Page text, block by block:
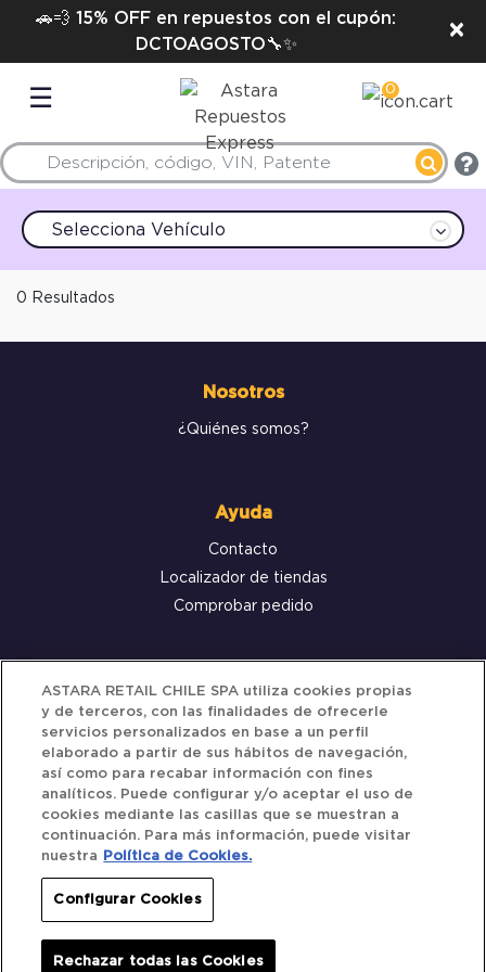
🚗💨 15% OFF en repuestos con el cupón:
DCTOAGOSTO🔧✨
×
☰ 0
Selecciona Vehículo
0 Resultados
Nosotros
¿Quiénes somos?
Ayuda
Contacto
Localizador de tiendas
Comprobar pedido
Servicio al cliente
Términos y Condiciones
Política de privacidad
Siguenos
Redes Sociales
ASTARA RETAIL CHILE SPA utiliza cookies propias
y de terceros, con las finalidades de ofrecerle
servicios personalizados en base a un perfil
elaborado a partir de sus hábitos de navegación,
así como para recabar información con fines
analíticos. Puede configurar y/o aceptar el uso de
cookies mediante las casillas que se muestran a
continuación. Para más información, puede visitar
nuestra
Política de Cookies.
Configurar Cookies
Rechazar todas las Cookies